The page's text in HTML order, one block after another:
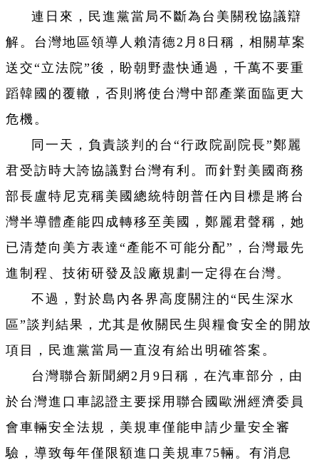
連日來，民進黨當局不斷為台美關稅協議辯
解。台灣地區領導人賴清德2月8日稱，相關草案
送交“立法院”後，盼朝野盡快通過，千萬不要重
蹈韓國的覆轍，否則將使台灣中部產業面臨更大
危機。
同一天，負責談判的台“行政院副院長”鄭麗
君受訪時大誇協議對台灣有利。而針對美國商務
部長盧特尼克稱美國總統特朗普任內目標是將台
灣半導體產能四成轉移至美國，鄭麗君聲稱，她
已清楚向美方表達“產能不可能分配”，台灣最先
進制程、技術研發及設廠規劃一定得在台灣。
不過，對於島內各界高度關注的“民生深水
區”談判結果，尤其是攸關民生與糧食安全的開放
項目，民進黨當局一直沒有給出明確答案。
台灣聯合新聞網2月9日稱，在汽車部分，由
於台灣進口車認證主要採用聯合國歐洲經濟委員
會車輛安全法規，美規車僅能申請少量安全審
驗，導致每年僅限額進口美規車75輛。有消息